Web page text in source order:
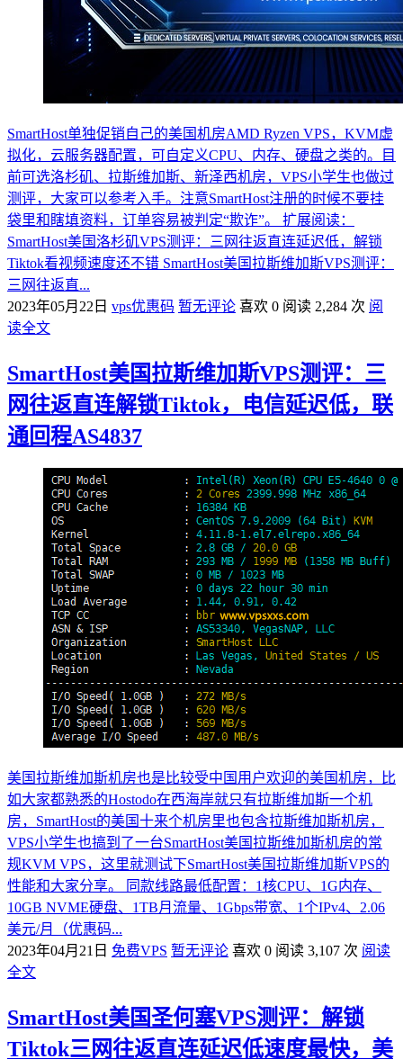
SmartHost单独促销自己的美国机房AMD Ryzen VPS，KVM虚
拟化，云服务器配置，可自定义CPU、内存、硬盘之类的。目
前可选洛杉矶、拉斯维加斯、新泽西机房，VPS小学生也做过
测评，大家可以参考入手。注意SmartHost注册的时候不要挂
袋里和瞎填资料，订单容易被判定“欺诈”。 扩展阅读：
SmartHost美国洛杉矶VPS测评：三网往返直连延迟低，解锁
Tiktok看视频速度还不错 SmartHost美国拉斯维加斯VPS测评：
三网往返直...
2023年05月22日 vps优惠码 暂无评论 喜欢 0 阅读 2,284 次 阅
读全文
SmartHost美国拉斯维加斯VPS测评：三
网往返直连解锁Tiktok，电信延迟低，联
通回程AS4837
美国拉斯维加斯机房也是比较受中国用户欢迎的美国机房，比
如大家都熟悉的Hostodo在西海岸就只有拉斯维加斯一个机
房，SmartHost的美国十来个机房里也包含拉斯维加斯机房，
VPS小学生也搞到了一台SmartHost美国拉斯维加斯机房的常
规KVM VPS，这里就测试下SmartHost美国拉斯维加斯VPS的
性能和大家分享。 同款线路最低配置：1核CPU、1G内存、
10GB NVME硬盘、1TB月流量、1Gbps带宽、1个IPv4、2.06
美元/月（优惠码...
2023年04月21日 免费VPS 暂无评论 喜欢 0 阅读 3,107 次 阅读
全文
SmartHost美国圣何塞VPS测评：解锁
Tiktok三网往返直连延迟低速度最快，美